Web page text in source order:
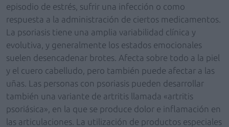
episodio de estrés, sufrir una infección o como
respuesta a la administración de ciertos medicamentos.
La psoriasis tiene una amplia variabilidad clínica y
evolutiva, y generalmente los estados emocionales
suelen desencadenar brotes. Afecta sobre todo a la piel
y el cuero cabelludo, pero también puede afectar a las
uñas. Las personas con psoriasis pueden desarrollar
también una variante de artritis llamada «artritis
psoriásica», en la que se produce dolor e inflamación en
las articulaciones. La utilización de productos especiales